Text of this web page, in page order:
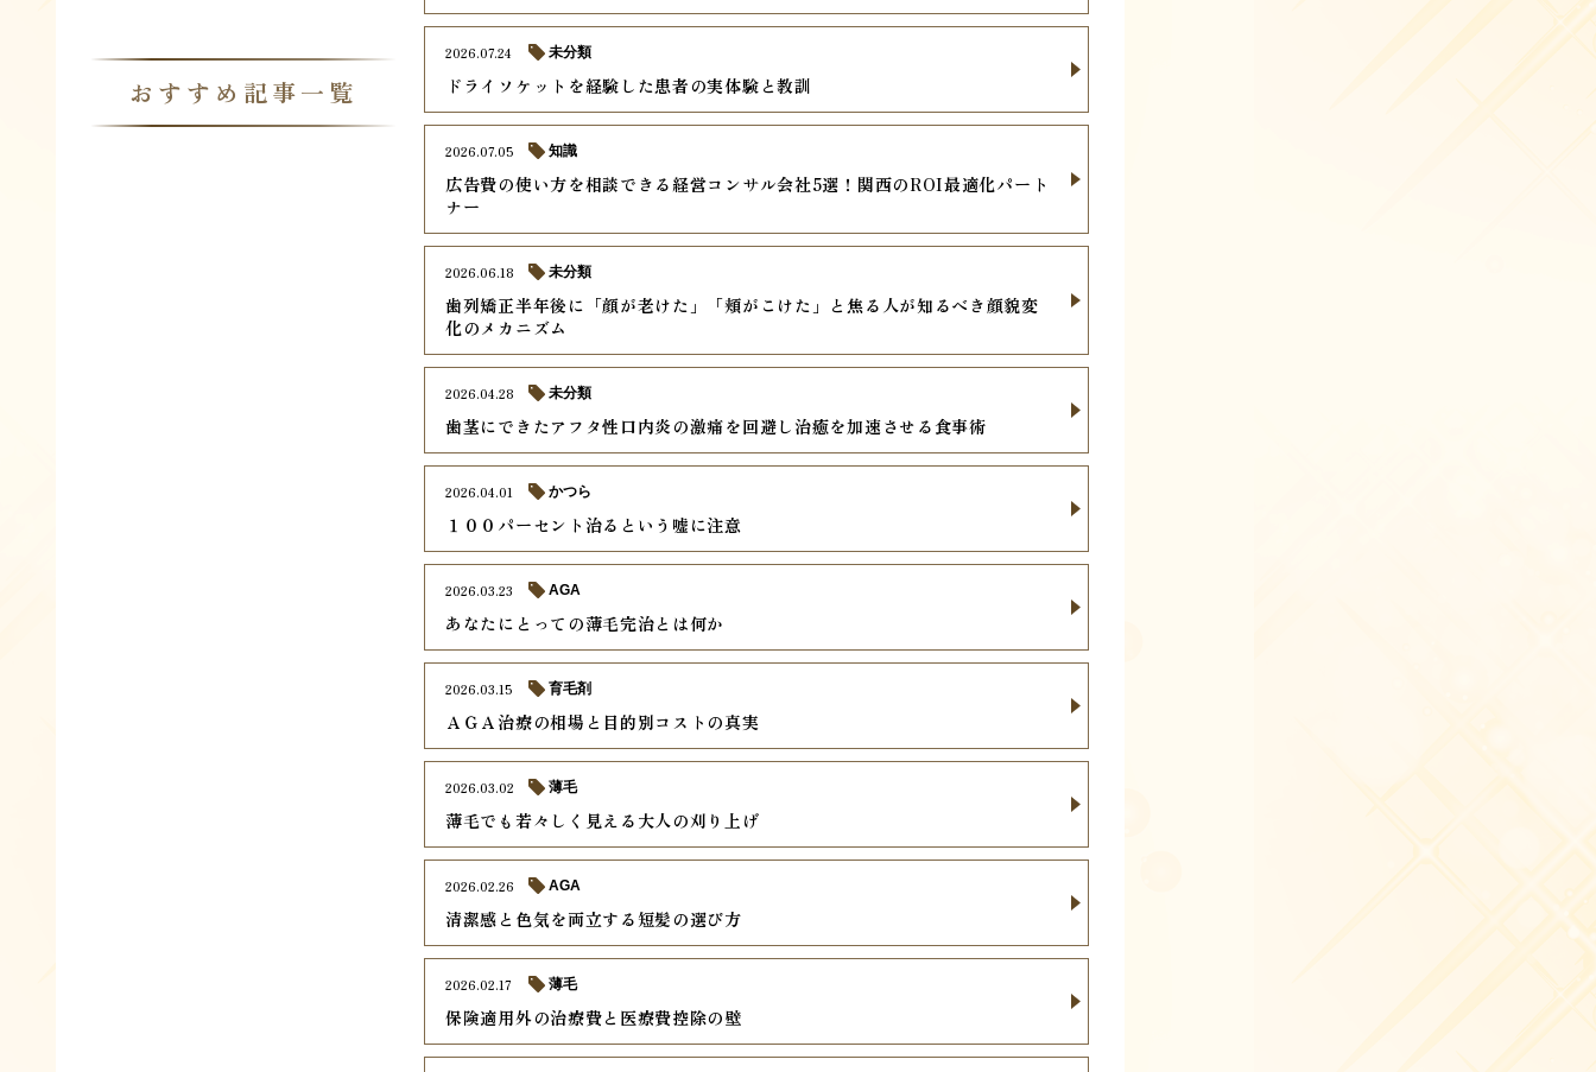
おすすめ記事一覧 ドライソケットを経験した患者の実体験と教訓
2026.07.24 未分類
広告費の使い方を相談できる経営コンサル会社5選！関西のROI最適化パート
ナー
2026.07.05 知識
歯列矯正半年後に「顔が老けた」「頬がこけた」と焦る人が知るべき顔貌変
化のメカニズム
2026.06.18 未分類
歯茎にできたアフタ性口内炎の激痛を回避し治癒を加速させる食事術
2026.04.28 未分類
１００パーセント治るという嘘に注意
2026.04.01 かつら
あなたにとっての薄毛完治とは何か
2026.03.23 AGA
ＡＧＡ治療の相場と目的別コストの真実
2026.03.15 育毛剤
薄毛でも若々しく見える大人の刈り上げ
2026.03.02 薄毛
清潔感と色気を両立する短髪の選び方
2026.02.26 AGA
保険適用外の治療費と医療費控除の壁
2026.02.17 薄毛